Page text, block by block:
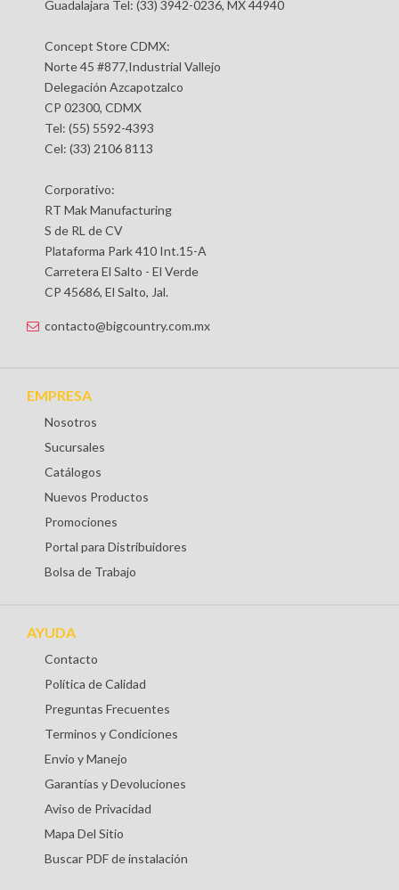
Guadalajara Tel: (33) 3942-0236, MX 44940
Concept Store CDMX:
Norte 45 #877,Industrial Vallejo
Delegación Azcapotzalco
CP 02300, CDMX
Tel: (55) 5592-4393
Cel: (33) 2106 8113
Corporativo:
RT Mak Manufacturing
S de RL de CV
Plataforma Park 410 Int.15-A
Carretera El Salto - El Verde
CP 45686, El Salto, Jal.
contacto@bigcountry.com.mx
EMPRESA
Nosotros
Sucursales
Catálogos
Nuevos Productos
Promociones
Portal para Distribuidores
Bolsa de Trabajo
AYUDA
Contacto
Política de Calidad
Preguntas Frecuentes
Terminos y Condiciones
Envio y Manejo
Garantías y Devoluciones
Aviso de Privacidad
Mapa Del Sitio
Buscar PDF de instalación